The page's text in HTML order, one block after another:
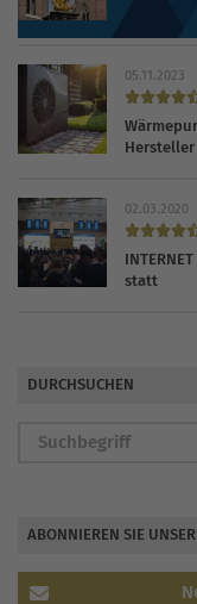
05.11.2023
Hersteller
02.03.2020
statt
DURCHSUCHEN
ABONNIEREN SIE